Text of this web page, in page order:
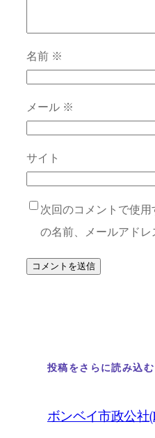
名前 ※
メール ※
サイト
次回のコメントで使
の名前、メールアドレ
投稿をさらに読み込む
ボンベイ市政公社